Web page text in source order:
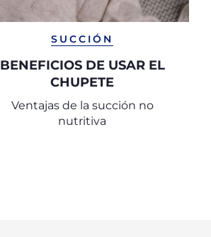
SUCCIÓN
BENEFICIOS DE USAR EL
CHUPETE
Ventajas de la succión no
nutritiva